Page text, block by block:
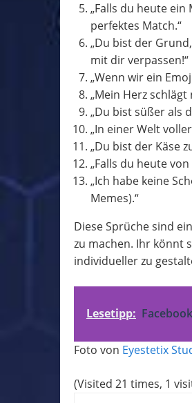
„Falls du heute ein
perfektes Match.“
„Du bist der
mit dir verpassen!“
„Wenn wir ein
„Mein Herz
„Du bist süßer als
„In einer Welt
„Du bist der Käse
„Falls du heute
„Ich habe keine
Memes).“
Diese Sprüche sind
zu machen. Ihr könnt
individueller zu
Lesetipp:
Foto von Eyestetix
(Visited 21 times, 1